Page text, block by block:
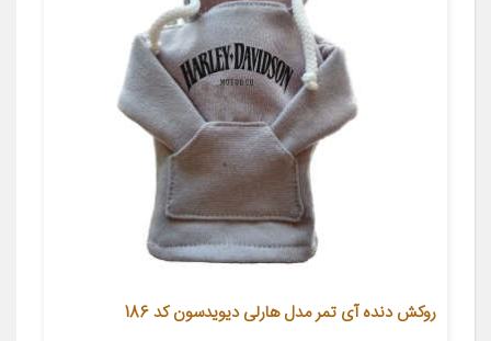
روکش دنده آی تمر مدل هارلی دیویدسون کد 186